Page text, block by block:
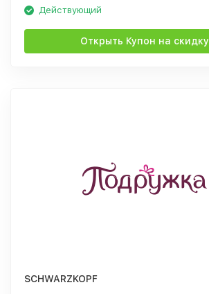
Действующий
Открыть Купон на скидку
SCHWARZKOPF